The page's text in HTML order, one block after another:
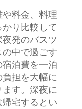
料金、料理
り比較して
発のバスツ
中で過ごす
泊費を一泊
担を大幅に
す。深夜に
宅するとい